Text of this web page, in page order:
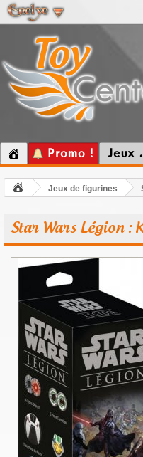
Promo ! Jeux
Jeux de figurines
Star Wars Légion :